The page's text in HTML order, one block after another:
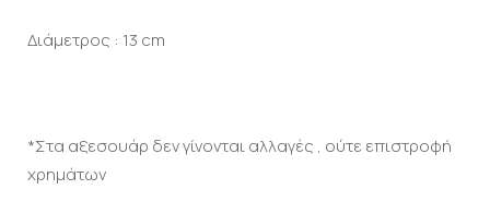
Διάμετρος : 13 cm
*Στα αξεσουάρ δεν γίνονται αλλαγές , ούτε επιστροφή
χρημάτων